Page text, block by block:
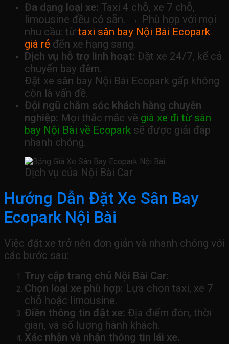
Đa dạng loại xe: Taxi 4 chỗ, xe 7 chỗ,
limousine đều có sẵn. → Phù hợp với mọi
nhu cầu: từ taxi sân bay Nội Bài Ecopark
giá rẻ đến xe hạng sang.
Dịch vụ hỗ trợ linh hoạt: Đặt xe 24/7, kể cả
chuyến bay đêm.
Đặt xe sân bay Nội Bài Ecopark gấp không
còn là vấn đề.
Đội ngũ chăm sóc khách hàng chuyên
nghiệp: Mọi thắc mắc về giá xe đi từ sân
bay Nội Bài về Ecopark sẽ được giải đáp
nhanh chóng.
Dịch vụ của Nội Bài Car
Hướng Dẫn Đặt Xe Sân Bay
Ecopark Nội Bài
Việc đặt xe trở nên đơn giản và nhanh chóng với
các bước sau:
Truy cập trang chủ Nội Bài Car:
Chọn loại xe phù hợp: Lựa chọn taxi, xe 7
chỗ hoặc limousine.
Điền thông tin đặt xe: Địa điểm đón, thời
gian, và số lượng hành khách.
Xác nhận và nhận thông tin lái xe.